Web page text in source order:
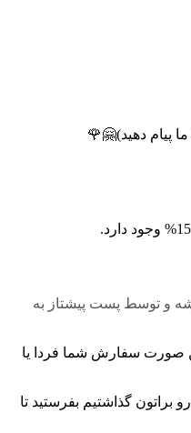
و توسط پست پیشتاز به
صورت سفارش شما فردا یا
گذاشتیم بفرستید تا